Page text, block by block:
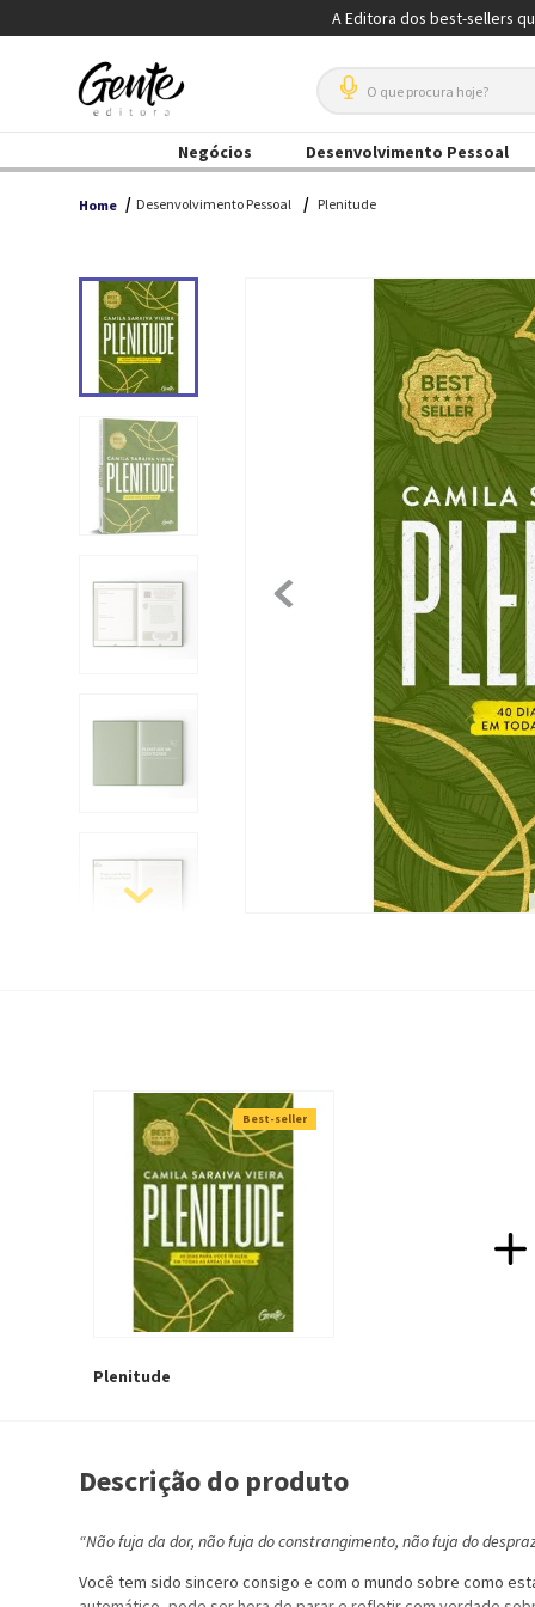
A Editora dos best-sellers
O que procura hoje?
Negócios Desenvolvimento Pessoal
Home Desenvolvimento Pessoal Plenitude
Best-seller
Plenitude
Descrição do produto
“Não fuja da dor, não fuja do constrangimento, não fuja do
Você tem sido sincero consigo e com o mundo sobre como